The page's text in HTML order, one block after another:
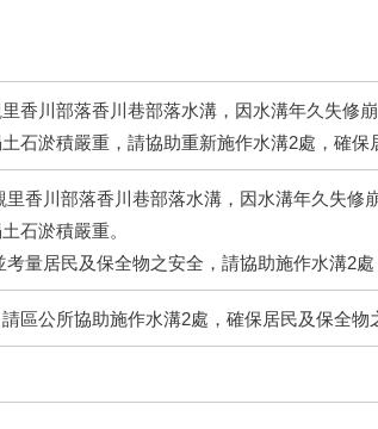
香川部落香川巷部落水溝，因水溝年久失修
石淤積嚴重，請協助重新施作水溝2處，確保
里香川部落香川巷部落水溝，因水溝年久失
石淤積嚴重。
考量居民及保全物之安全，請協助施作水溝2處
區公所協助施作水溝2處，確保居民及保全物